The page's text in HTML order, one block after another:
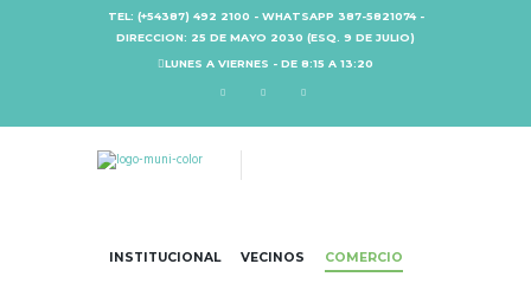
TEL: (+54387) 492 2100 - WHATSAPP 387-5821074 -
DIRECCION: 25 DE MAYO 2030 (ESQ. 9 DE JULIO)
LUNES A VIERNES - DE 8:15 A 13:20
INSTITUCIONAL VECINOS COMERCIO